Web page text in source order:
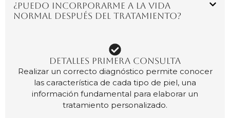
¿Puedo incorporarme a la vida
normal después del tratamiento?
DETALLES PRIMERA CONSULTA
Realizar un correcto diagnóstico permite conocer
las característica de cada tipo de piel, una
información fundamental para elaborar un
tratamiento personalizado.